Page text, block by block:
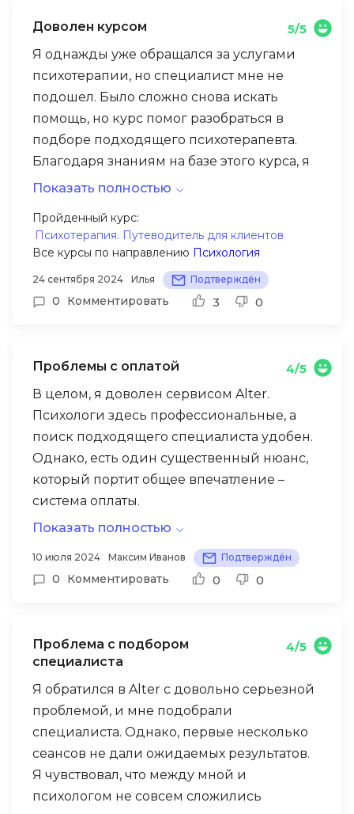
первой встрече. Я узнала, как найти
подходящего человека, которому смогу
комфортно работать.
Здесь все оказалось очень удобным:
можно учиться в своем темпе и в любое
время возвращаться к важным моментам.
Этот курс дал мне уверенность в том, что я
смогу сделать осознанный выбор, и
теперь я чувствую, что готова начать
терапию с нужным специалистом на
сервисе Alter.
Доволен курсом
5/5
Я однажды уже обращался за услугами
психотерапии, но специалист мне не
подошел. Было сложно снова искать
помощь, но курс помог разобраться в
подборе подходящего психотерапевта.
Благодаря знаниям на базе этого курса, я
теперь уверен, что смогу найти на Alter
Показать полностью
Пройденный курс:
Психотерапия. Путеводитель для клиентов
Все курсы по направлению Психология
24 сентября 2024 Илья Подтверждён
0 Комментировать 3 0
Проблемы с оплатой
4/5
В целом, я доволен сервисом Alter.
Психологи здесь профессиональные, а
поиск подходящего специалиста удобен.
Однако, есть один существенный нюанс,
который портит общее впечатление –
система оплаты.
Почему я считаю, что систему оплаты
нужно пересмотреть?
— Слишком ранняя блокировка средств.
запланированы на месяц вперед, создает
определенные неудобства. Я считаю, что
более логично блокировать средства за
сутки до встречи.
— Задержка с возвратом средств при
отмене. Если сеанс отменяется за 24 часа,
возврат средств должен происходить
Показать полностью
10 июля 2024 Максим Иванов Подтверждён
0 Комментировать 0 0
Проблема с подбором
специалиста
4/5
Я обратился в Alter с довольно серьезной
проблемой, и мне подобрали
специалиста. Однако, первые несколько
сеансов не дали ожидаемых результатов.
Я чувствовал, что между мной и
психологом не совсем сложились